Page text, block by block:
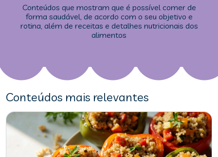
Conteúdos que mostram que é possível comer de
forma saudável, de acordo com o seu objetivo e
rotina, além de receitas e detalhes nutricionais dos
alimentos
Conteúdos mais relevantes